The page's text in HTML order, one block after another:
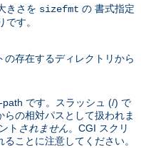
きさを sizefmt の 書式指定
す。
存在するディレクトリから
です。スラッシュ (/) で
の相対パスとして扱われま
ト されません。CGI スクリ
ことに注意してください。